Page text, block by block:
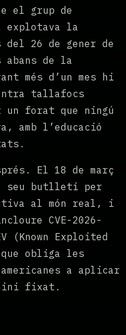
el grup de
explotava la
del 26 de gener de
de la
més d’un mes hi
tallafocs
un forat que ningú
amb l’educació
El 18 de març
seu butlletí per
al món real, i
CVE-2026-
(Known Exploited
obliga les
a aplicar
fixat.